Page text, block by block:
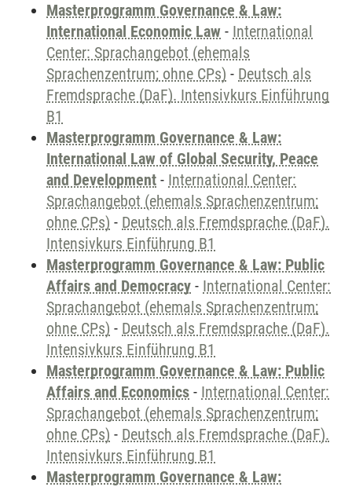
Masterprogramm Governance & Law:
International Economic Law - International
Center: Sprachangebot (ehemals
Sprachenzentrum; ohne CPs) - Deutsch als
Fremdsprache (DaF). Intensivkurs Einführung
B1
Masterprogramm Governance & Law:
International Law of Global Security, Peace
and Development - International Center:
Sprachangebot (ehemals Sprachenzentrum;
ohne CPs) - Deutsch als Fremdsprache (DaF).
Intensivkurs Einführung B1
Masterprogramm Governance & Law: Public
Affairs and Democracy - International Center:
Sprachangebot (ehemals Sprachenzentrum;
ohne CPs) - Deutsch als Fremdsprache (DaF).
Intensivkurs Einführung B1
Masterprogramm Governance & Law: Public
Affairs and Economics - International Center:
Sprachangebot (ehemals Sprachenzentrum;
ohne CPs) - Deutsch als Fremdsprache (DaF).
Intensivkurs Einführung B1
Masterprogramm Governance & Law: